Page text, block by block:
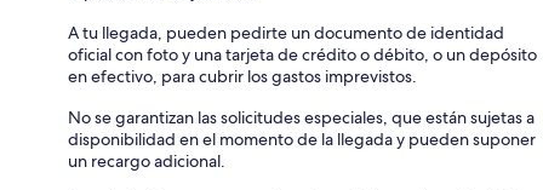
A tu llegada, pueden pedirte un documento de identidad
oficial con foto y una tarjeta de crédito o débito, o un depósito
en efectivo, para cubrir los gastos imprevistos.
No se garantizan las solicitudes especiales, que están sujetas a
disponibilidad en el momento de la llegada y pueden suponer
un recargo adicional.